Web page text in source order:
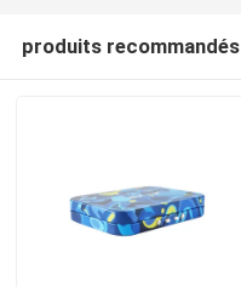
produits recommandés